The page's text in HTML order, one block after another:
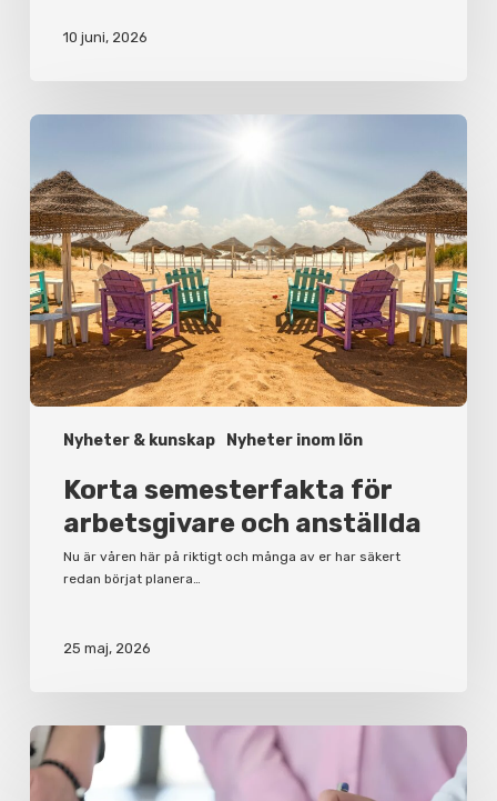
10 juni, 2026
Nyheter & kunskap Nyheter inom lön
Korta
arbetsgivare
och
anställda
Korta semesterfakta för
arbetsgivare och anställda
Nu är våren här på riktigt och många av er har säkert
redan börjat planera…
25 maj, 2026
Varför
du